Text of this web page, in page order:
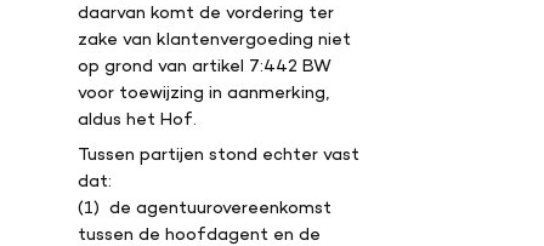
daarvan komt de vordering ter
zake van klantenvergoeding niet
op grond van artikel 7:442 BW
voor toewijzing in aanmerking,
aldus het Hof.
Tussen partijen stond echter vast
dat:
(1) de agentuurovereenkomst
tussen de hoofdagent en de